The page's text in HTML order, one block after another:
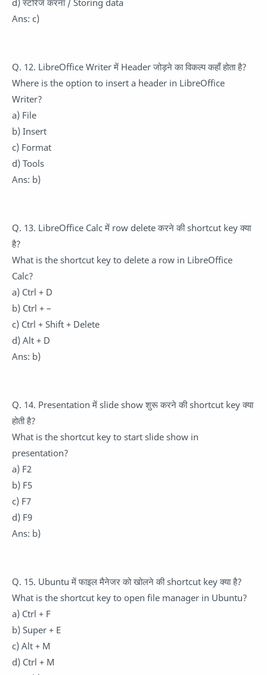
Ans: c)
Q. 12. LibreOffice Writer में Header जोड़ने का विकल्प कहाँ होता है?
Where is the option to insert a header in LibreOffice
Writer?
a) File
b) Insert
c) Format
d) Tools
Ans: b)
Q. 13. LibreOffice Calc में row delete करने की shortcut key क्या
है?
What is the shortcut key to delete a row in LibreOffice
Calc?
a) Ctrl + D
b) Ctrl + –
c) Ctrl + Shift + Delete
d) Alt + D
Ans: b)
Q. 14. Presentation में slide show शुरू करने की shortcut key क्या
होती है?
What is the shortcut key to start slide show in
presentation?
a) F2
b) F5
c) F7
d) F9
Ans: b)
Q. 15. Ubuntu में फाइल मैनेजर को खोलने की shortcut key क्या है?
What is the shortcut key to open file manager in Ubuntu?
a) Ctrl + F
b) Super + E
c) Alt + M
d) Ctrl + M